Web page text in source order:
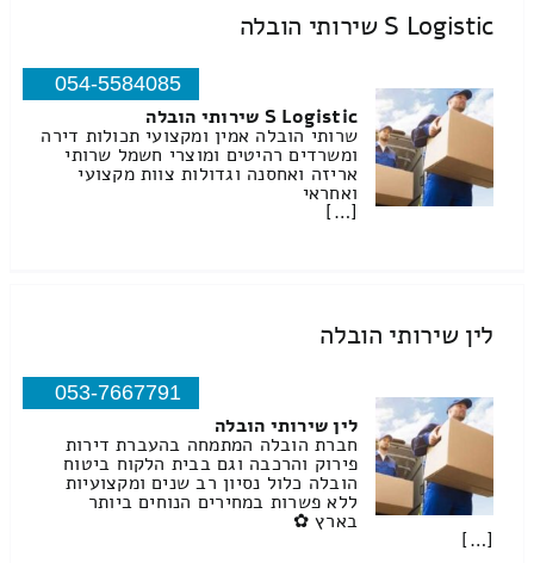
S Logistic שירותי הובלה
054-5584085
S Logistic שירותי הובלה
שרותי הובלה אמין ומקצועי תכולות דירה
ומשרדים רהיטים ומוצרי חשמל שרותי
אריזה ואחסנה וגדולות צוות מקצועי
ואחראי
[…]
לין שירותי הובלה
053-7667791
לין שירותי הובלה
חברת הובלה המתמחה בהעברת דירות
פירוק והרכבה וגם בבית הלקוח ביטוח
הובלה כלול נסיון רב שנים ומקצועיות
ללא פשרות במחירים הנוחים ביותר
בארץ ✿
[…]